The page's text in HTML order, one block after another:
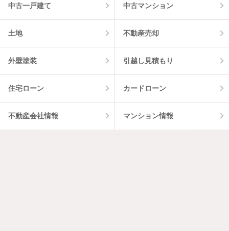
中古一戸建て 中古マンション
土地 不動産売却
外壁塗装 引越し見積もり
住宅ローン カードローン
不動産会社情報 マンション情報